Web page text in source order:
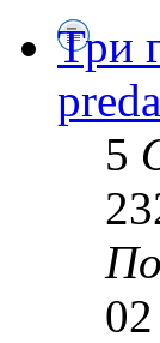
Три
5